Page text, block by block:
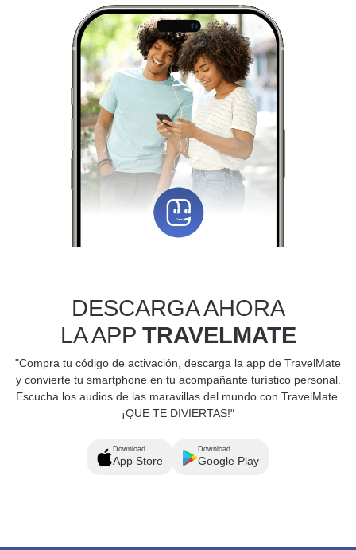
DESCARGA AHORA
LA APP TRAVELMATE
"Compra tu código de activación, descarga la app de TravelMate
y convierte tu smartphone en tu acompañante turístico personal.
Escucha los audios de las maravillas del mundo con TravelMate.
¡QUE TE DIVIERTAS!"
Download
App Store
Download
Google Play